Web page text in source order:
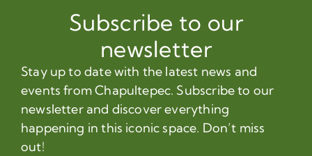
Subscribe to our
newsletter
Stay up to date with the latest news and
events from Chapultepec. Subscribe to our
newsletter and discover everything
happening in this iconic space. Don’t miss
out!